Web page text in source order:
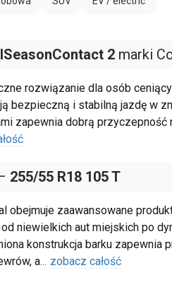
2 marki
rozwiązanie dla osób
bezpieczną i stabilną jazdę w
zapewnia dobrą przyczepność
255/55 R18 105 T
obejmuje zaawansowane
niewielkich aut miejskich po
konstrukcja barku zapewnia
a... zobacz całość